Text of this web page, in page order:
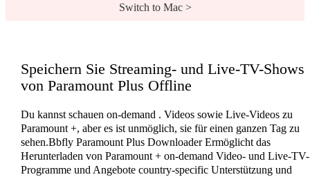
Switch to Mac >
Speichern Sie Streaming- und Live-TV-Shows
von Paramount Plus Offline
Du kannst schauen on-demand . Videos sowie Live-Videos zu
Paramount +, aber es ist unmöglich, sie für einen ganzen Tag zu
sehen.Bbfly Paramount Plus Downloader Ermöglicht das
Herunterladen von Paramount + on-demand Video- und Live-TV-
Programme und Angebote country-specific Unterstützung und